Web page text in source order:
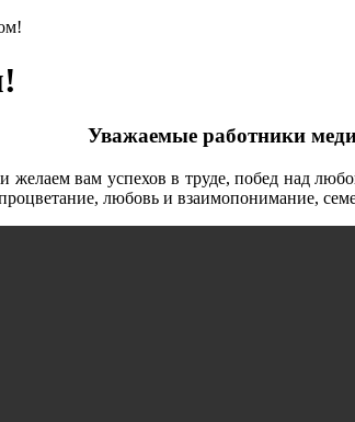
Уважаемые работники
вам успехов в труде, побед над
любовь и взаимопонимание,